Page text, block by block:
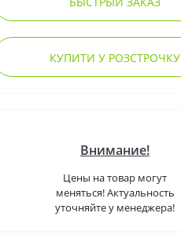
КУПИТИ У РОЗСТРОЧКУ
Внимание!
Цены на товар могут
меняться! Актуальность
уточняйте у менеджера!